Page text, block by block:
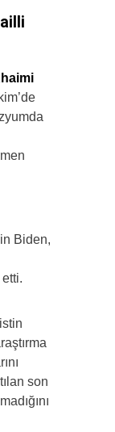
Biden,
son